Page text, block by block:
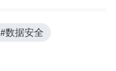
#数据安全